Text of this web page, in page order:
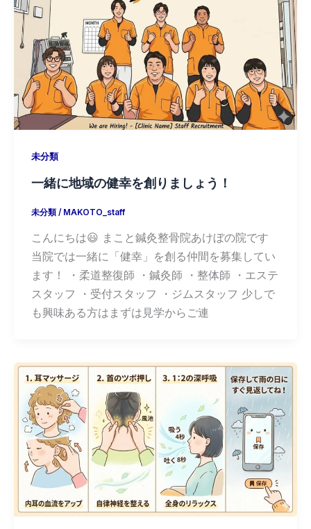
未分類
一緒に地域の健幸を創りましょう！
未分類/ MAKOTO_staff
こんにちは😃 まこと鍼灸整骨院あけぼの院です
当院では一緒に「健幸」を創る仲間を募集してい
ます！ ・柔道整復師 ・鍼灸師 ・整体師 ・エステ
スタッフ ・受付スタッフ ・ジムスタッフ 少しで
も興味ある方はまずは見学からご連